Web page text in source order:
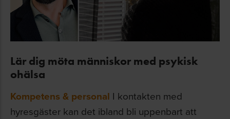
Lär dig möta människor med psykisk
ohälsa
Kompetens & personal I kontakten med
hyresgäster kan det ibland bli uppenbart att